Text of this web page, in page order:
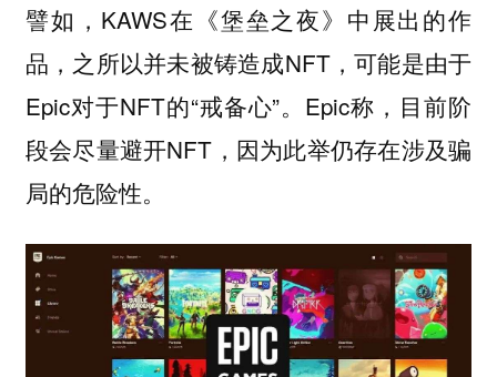
譬如，KAWS在《堡垒之夜》中展出的作
品，之所以并未被铸造成NFT，可能是由于
Epic对于NFT的“戒备心”。Epic称，目前阶
段会尽量避开NFT，因为此举仍存在涉及骗
局的危险性。